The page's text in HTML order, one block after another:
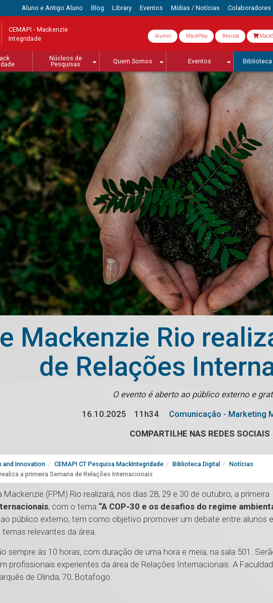
Aluno e Antigo Aluno Blog Library Eventos Mídias / Notícias Colaboradores
CEMAPI - Mackenzie
Integridade Alumni MackPlay Revista
Núcleos de
Pesquisas
Quem Somos Eventos Biblioteca
Mackenzie Rio
de Relações
O evento é aberto ao público externo e
16.10.2025
11h34
Comunicação - Marketing
COMPARTILHE NAS REDES SOCIAIS
and Innovation CEMAPI CT Pesquisa MackIntegridade Biblioteca Digital
Notícias
a primeira Semana de Relações Internacionais
Mackenzie (FPM) Rio realizará, nos dias 28, 29 e 30 de outubro, a primeira
, com o tema “A COP-30 e os desafios do regime
público externo, tem como objetivo promover um debate entre alunos e
relevantes da área.
sempre às 10 horas, com duração de uma hora e meia, na sala 501.
profissionais experientes da área de Relações Internacionais. A
de Olinda, 70, Botafogo.